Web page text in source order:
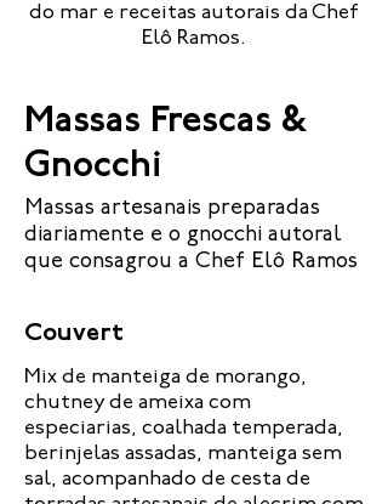
do mar e receitas autorais da Chef
Elô Ramos.
Massas Frescas &
Gnocchi
Massas artesanais preparadas
diariamente e o gnocchi autoral
que consagrou a Chef Elô Ramos
Couvert
Mix de manteiga de morango,
chutney de ameixa com
especiarias, coalhada temperada,
berinjelas assadas, manteiga sem
sal, acompanhado de cesta de